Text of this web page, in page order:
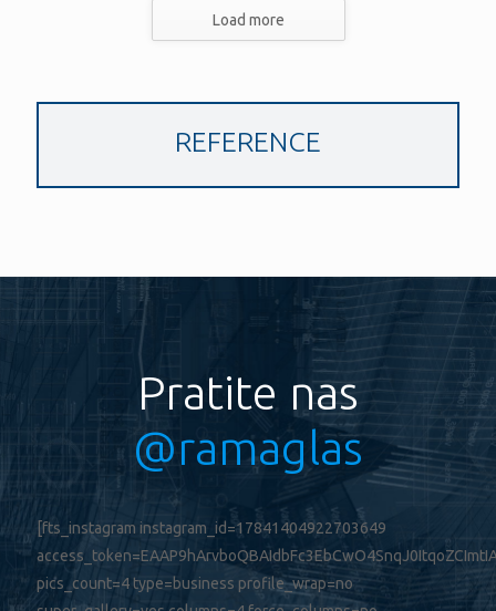
Load more
REFERENCE
Pratite nas
@ramaglas
[fts_instagram instagram_id=17841404922703649
pics_count=4 type=business profile_wrap=no